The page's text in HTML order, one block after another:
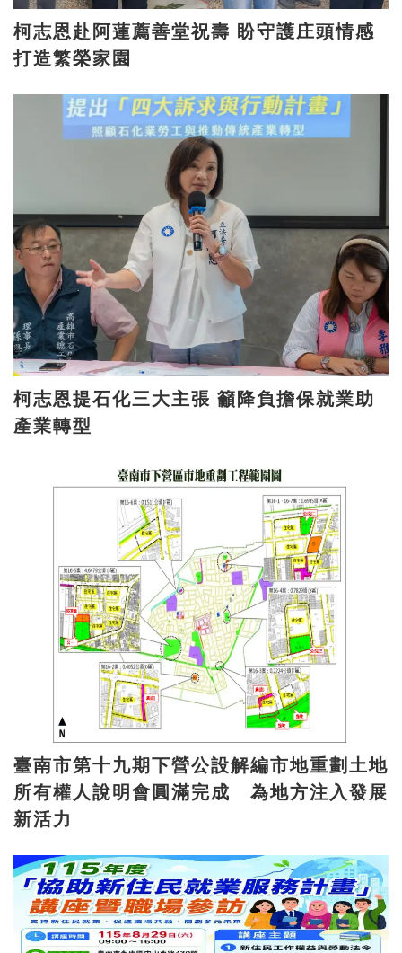
柯志恩赴阿蓮薦善堂祝壽 盼守護庄頭情感
打造繁榮家園
柯志恩提石化三大主張 籲降負擔保就業助
產業轉型
臺南市第十九期下營公設解編市地重劃土地
所有權人說明會圓滿完成 為地方注入發展
新活力